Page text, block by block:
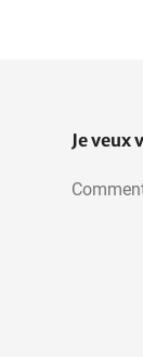
Je veux